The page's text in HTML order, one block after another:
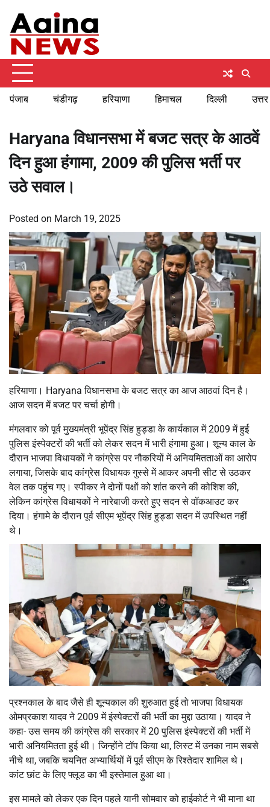
content
पंजाब चंडीगढ़ हरियाणा हिमाचल दिल्ली
Haryana विधानसभा में बजट सत्र के आठवें
दिन हुआ हंगामा, 2009 की पुलिस भर्ती पर
उठे सवाल।
Posted on March 19, 2025
हरियाणा। Haryana विधानसभा के बजट सत्र का आज आठवां दिन है।
आज सदन में बजट पर चर्चा होगी।
मंगलवार को पूर्व मुख्यमंत्री भूपेंद्र सिंह हुड्डा के कार्यकाल में 2009 में हुई
पुलिस इंस्पेक्टरों की भर्ती को लेकर सदन में भारी हंगामा हुआ। शून्य काल के
दौरान भाजपा विधायकों ने कांग्रेस पर नौकरियों में अनियमितताओं का आरोप
लगाया, जिसके बाद कांग्रेस विधायक गुस्से में आकर अपनी सीट से उठकर
वेल तक पहुंच गए। स्पीकर ने दोनों पक्षों को शांत करने की कोशिश की,
लेकिन कांग्रेस विधायकों ने नारेबाजी करते हुए सदन से वॉकआउट कर
दिया। हंगामे के दौरान पूर्व सीएम भूपेंद्र सिंह हुड्डा सदन में उपस्थित नहीं
थे।
प्रश्नकाल के बाद जैसे ही शून्यकाल की शुरुआत हुई तो भाजपा विधायक
ओमप्रकाश यादव ने 2009 में इंस्पेक्टरों की भर्ती का मुद्दा उठाया। यादव ने
कहा- उस समय की कांग्रेस की सरकार में 20 पुलिस इंस्पेक्टरों की भर्ती में
भारी अनियमितता हुई थी। जिन्होंने टॉप किया था, लिस्ट में उनका नाम सबसे
नीचे था, जबकि चयनित अभ्यार्थियों में पूर्व सीएम के रिश्तेदार शामिल थे।
कांट छांट के लिए फ्लूड का भी इस्तेमाल हुआ था।
इस मामले को लेकर एक दिन पहले यानी सोमवार को हाईकोर्ट ने भी माना था